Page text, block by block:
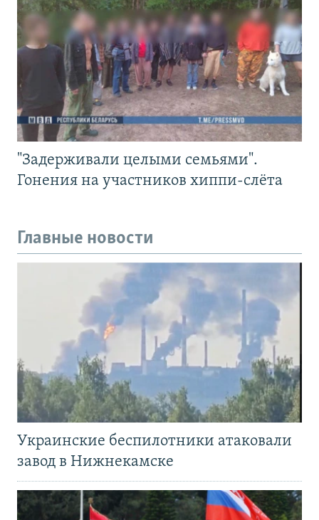
"Задерживали целыми семьями".
Гонения на участников хиппи-слёта
Главные новости
Украинские беспилотники атаковали
завод в Нижнекамске